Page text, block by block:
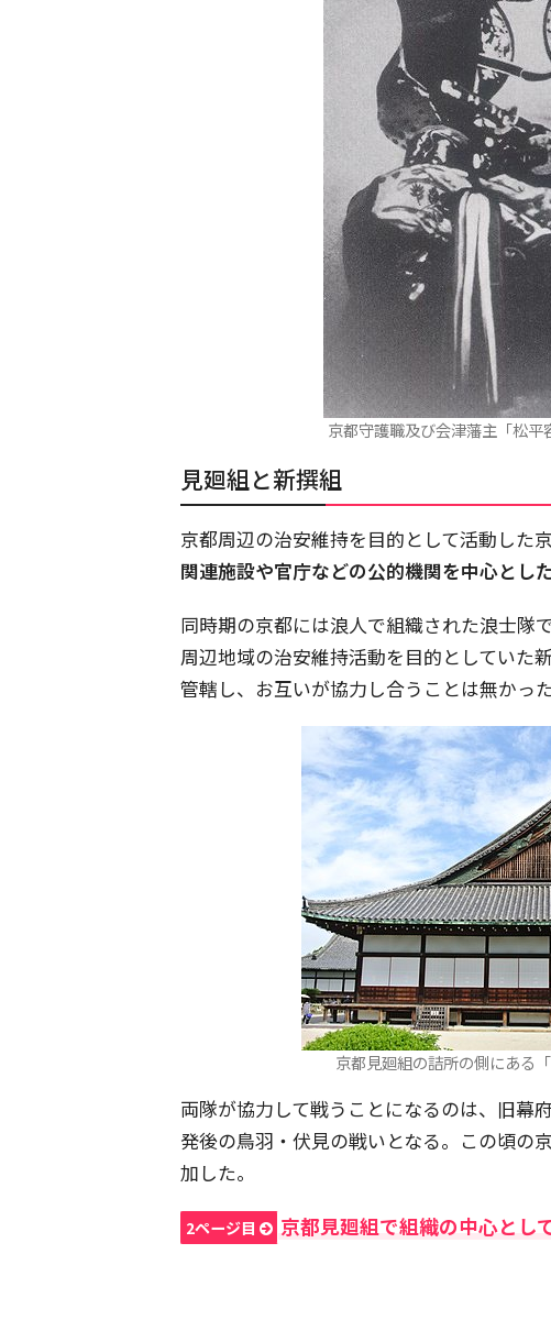
京都守護職及び会津藩主「松平
見廻組と新撰組
京都周辺の治安維持を目的として活動した京
関連施設や官庁などの公的機関を中心とし
同時期の京都には浪人で組織された浪士隊
周辺地域の治安維持活動を目的としていた
管轄し、お互いが協力し合うことは無かった
京都見廻組の詰所の側にある
両隊が協力して戦うことになるのは、旧幕
発後の鳥羽・伏見の戦いとなる。この頃の
加した。
2ページ目 京都見廻組で組織の中心とし